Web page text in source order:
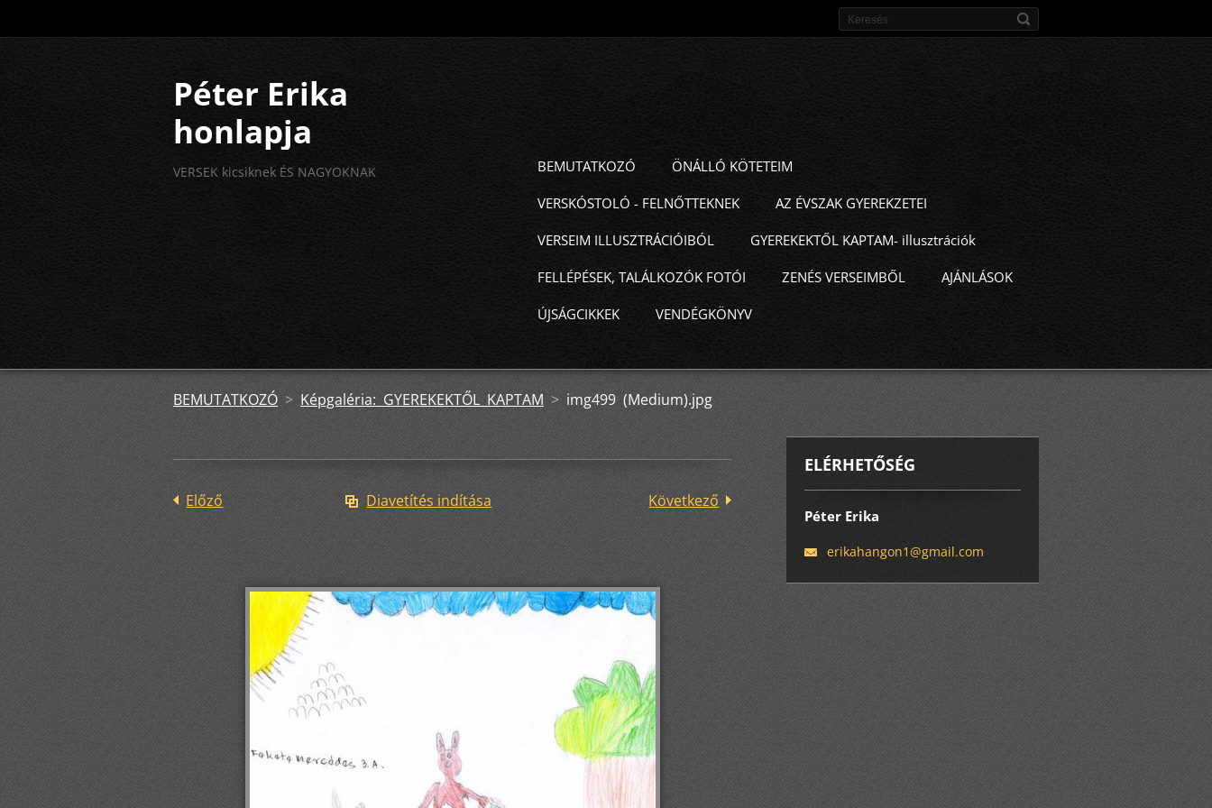
Péter Erika
honlapja
VERSEK kicsiknek ÉS NAGYOKNAK BEMUTATKOZÓ ÖNÁLLÓ KÖTETEIM
VERSKÓSTOLÓ - FELNŐTTEKNEK AZ ÉVSZAK GYEREKZETEI
VERSEIM ILLUSZTRÁCIÓIBÓL GYEREKEKTŐL KAPTAM- illusztrációk
FELLÉPÉSEK, TALÁLKOZÓK FOTÓI ZENÉS VERSEIMBŐL AJÁNLÁSOK
ÚJSÁGCIKKEK VENDÉGKÖNYV
BEMUTATKOZÓ > Képgaléria: GYEREKEKTŐL KAPTAM > img499 (Medium).jpg
Előző Diavetítés indítása Következő
ELÉRHETŐSÉG
Péter Erika
erikahangon1@gmail.com